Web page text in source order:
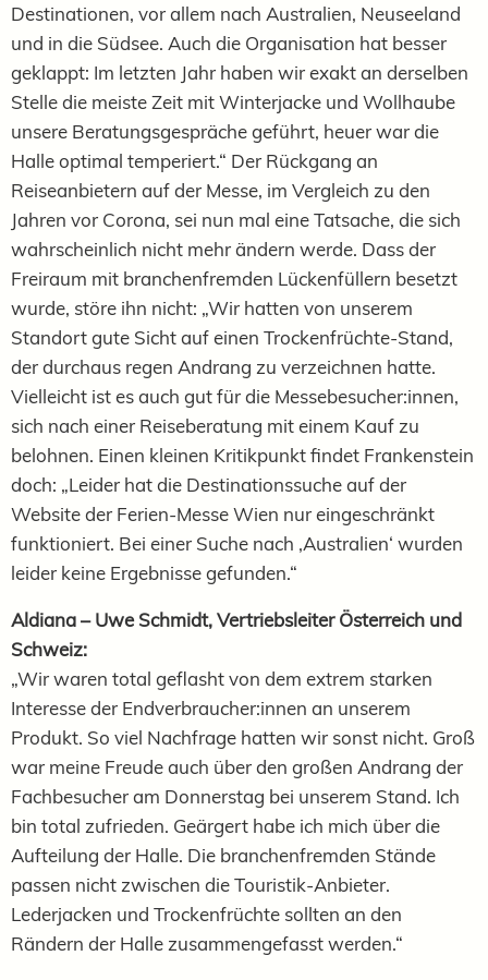
Destinationen, vor allem nach Australien, Neuseeland
und in die Südsee. Auch die Organisation hat besser
geklappt: Im letzten Jahr haben wir exakt an derselben
Stelle die meiste Zeit mit Winterjacke und Wollhaube
unsere Beratungsgespräche geführt, heuer war die
Halle optimal temperiert.“ Der Rückgang an
Reiseanbietern auf der Messe, im Vergleich zu den
Jahren vor Corona, sei nun mal eine Tatsache, die sich
wahrscheinlich nicht mehr ändern werde. Dass der
Freiraum mit branchenfremden Lückenfüllern besetzt
wurde, störe ihn nicht: „Wir hatten von unserem
Standort gute Sicht auf einen Trockenfrüchte-Stand,
der durchaus regen Andrang zu verzeichnen hatte.
Vielleicht ist es auch gut für die Messebesucher:innen,
sich nach einer Reiseberatung mit einem Kauf zu
belohnen. Einen kleinen Kritikpunkt findet Frankenstein
doch: „Leider hat die Destinationssuche auf der
Website der Ferien-Messe Wien nur eingeschränkt
funktioniert. Bei einer Suche nach ‚Australien‘ wurden
leider keine Ergebnisse gefunden.“
Aldiana – Uwe Schmidt, Vertriebsleiter Österreich und
Schweiz:
„Wir waren total geflasht von dem extrem starken
Interesse der Endverbraucher:innen an unserem
Produkt. So viel Nachfrage hatten wir sonst nicht. Groß
war meine Freude auch über den großen Andrang der
Fachbesucher am Donnerstag bei unserem Stand. Ich
bin total zufrieden. Geärgert habe ich mich über die
Aufteilung der Halle. Die branchenfremden Stände
passen nicht zwischen die Touristik-Anbieter.
Lederjacken und Trockenfrüchte sollten an den
Rändern der Halle zusammengefasst werden.“